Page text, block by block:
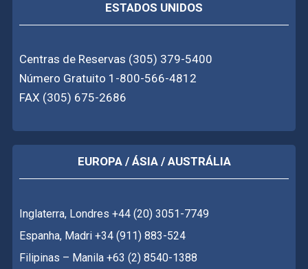
ESTADOS UNIDOS
Centras de Reservas (305) 379-5400
Número Gratuito 1-800-566-4812
FAX (305) 675-2686
EUROPA / ÁSIA / AUSTRÁLIA
Inglaterra, Londres +44 (20) 3051-7749
Espanha, Madri +34 (911) 883-524
Filipinas – Manila +63 (2) 8540-1388